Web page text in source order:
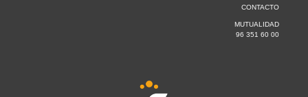
CONTACTO
MUTUALIDAD
96 351 60 00